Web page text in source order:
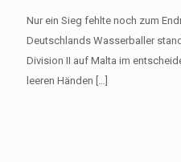
Nur ein Sieg fehlte noch zum
Deutschlands Wasserballer
Division II auf Malta im
leeren Händen […]